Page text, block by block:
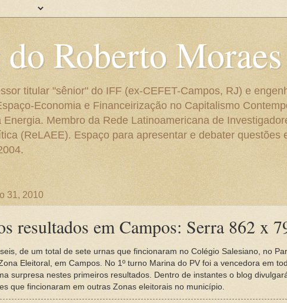
Roberto Moraes
titular "sênior" do IFF (ex-CEFET-Campos, RJ) e
Economia e Financeirização no Capitalismo
Energia. Membro da Rede Latinoamericana de
(ReLAEE). Espaço para apresentar e debater
31, 2010
resultados em Campos: Serra 862 x
de um total de sete urnas que fincionaram no Colégio Salesiano, no
Eleitoral, em Campos. No 1º turno Marina do PV foi a vencedora em
surpresa nestes primeiros resultados. Dentro de instantes o blog
que fincionaram em outras Zonas eleitorais no município.